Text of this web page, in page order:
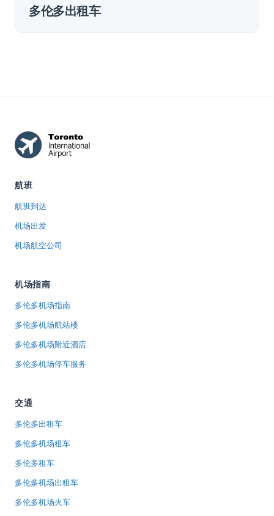
多伦多出租车
航班
航班到达
机场出发
机场航空公司
机场指南
多伦多机场指南
多伦多机场航站楼
多伦多机场附近酒店
多伦多机场停车服务
交通
多伦多出租车
多伦多机场租车
多伦多租车
多伦多机场出租车
多伦多机场火车